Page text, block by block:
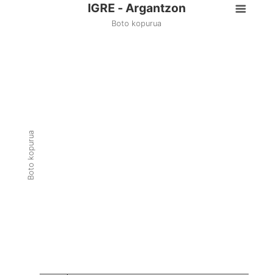
Boto kopurua
IGRE - Argantzon
Boto kopurua